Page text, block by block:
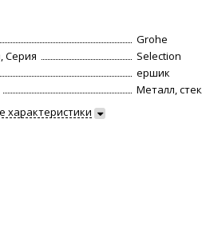
Grohe
Серия
Selection
ершик
Металл,
характеристики